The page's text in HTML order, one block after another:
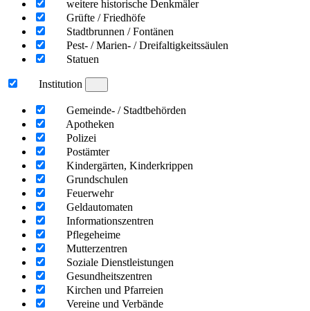
weitere historische Denkmäler
Grüfte / Friedhöfe
Stadtbrunnen / Fontänen
Pest- / Marien- / Dreifaltigkeitssäulen
Statuen
Institution
Gemeinde- / Stadtbehörden
Apotheken
Polizei
Postämter
Kindergärten, Kinderkrippen
Grundschulen
Feuerwehr
Geldautomaten
Informationszentren
Pflegeheime
Mutterzentren
Soziale Dienstleistungen
Gesundheitszentren
Kirchen und Pfarreien
Vereine und Verbände